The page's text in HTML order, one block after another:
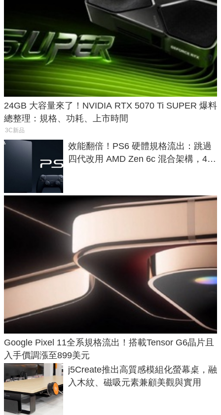
24GB 大容量來了！NVIDIA RTX 5070 Ti SUPER 爆料
總整理：規格、功耗、上市時間
3C新品
效能翻倍！PS6 硬體規格流出：跳過
四代改用 AMD Zen 6c 混合架構，4K
Google Pixel 11全系規格流出！搭載Tensor G6晶片且
入手價調漲至899美元
j5Create推出高質感模組化螢幕桌，融
入木紋、磁吸元素兼顧美觀與實用